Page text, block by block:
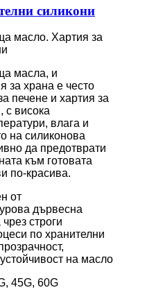
силикони
масло. Хартия за
масла, и
за храна е често
печене и хартия за
с висока
влага и
на силиконова
да предотврати
към готовата
по-красива.
от
дървесна
строги
по хранителни
на масло
45G, 60G